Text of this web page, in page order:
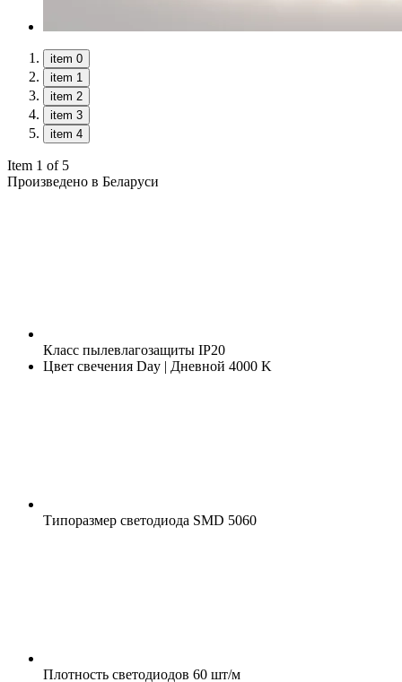
item 0
item 1
item 2
item 3
item 4
Item 1 of 5
Произведено в Беларуси
Класс пылевлагозащиты IP20
Цвет свечения Day | Дневной 4000 K
Типоразмер светодиода SMD 5060
Плотность светодиодов 60 шт/м